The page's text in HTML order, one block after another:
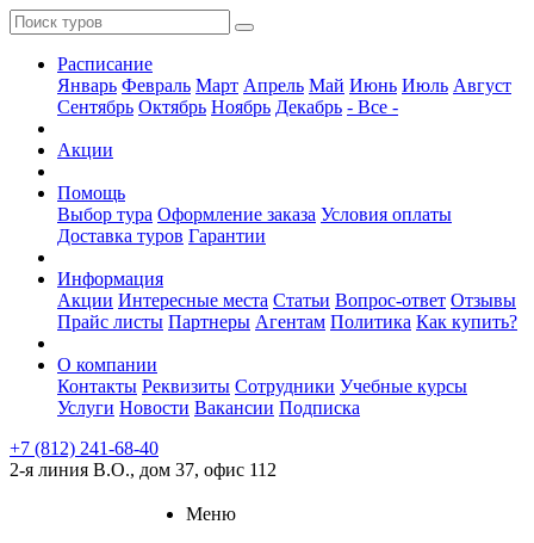
Расписание
Январь Февраль Март Апрель Май Июнь Июль Август
Сентябрь Октябрь Ноябрь Декабрь - Все -
Акции
Помощь
Выбор тура Оформление заказа Условия оплаты
Доставка туров Гарантии
Информация
Акции Интересные места Статьи Вопрос-ответ Отзывы
Прайс листы Партнеры Агентам Политика Как купить?
О компании
Контакты Реквизиты Сотрудники Учебные курсы
Услуги Новости Вакансии Подписка
+7 (812) 241-68-40
2-я линия В.О., дом 37, офис 112
Меню